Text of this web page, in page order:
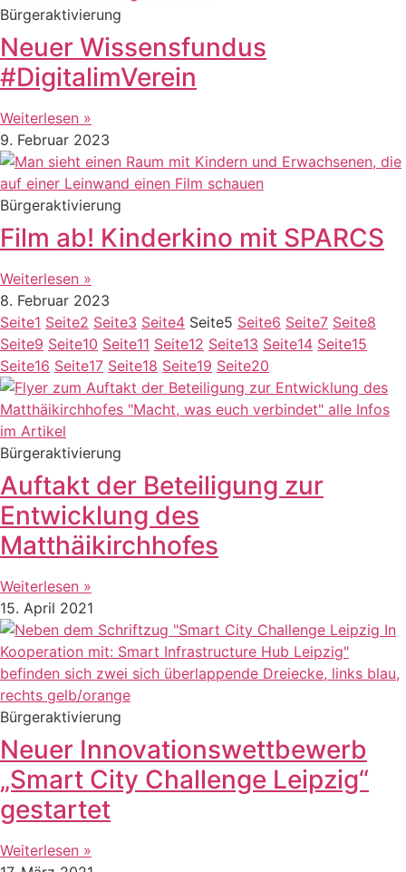
Bürgeraktivierung
Neuer Wissensfundus
#DigitalimVerein
Weiterlesen »
9. Februar 2023
Bürgeraktivierung
Film ab! Kinderkino mit SPARCS
Weiterlesen »
8. Februar 2023
Seite1 Seite2 Seite3 Seite4 Seite5 Seite6 Seite7 Seite8
Seite9 Seite10 Seite11 Seite12 Seite13 Seite14 Seite15
Seite16 Seite17 Seite18 Seite19 Seite20
Bürgeraktivierung
Auftakt der Beteiligung zur
Entwicklung des
Matthäikirchhofes
Weiterlesen »
15. April 2021
Bürgeraktivierung
Neuer Innovationswettbewerb
„Smart City Challenge Leipzig“
gestartet
Weiterlesen »